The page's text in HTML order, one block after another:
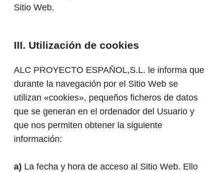
Sitio Web.
III. Utilización de cookies
ALC PROYECTO ESPAÑOL,S.L. le informa que
durante la navegación por el Sitio Web se
utilizan «cookies», pequeños ficheros de datos
que se generan en el ordenador del Usuario y
que nos permiten obtener la siguiente
información:
a) La fecha y hora de acceso al Sitio Web. Ello